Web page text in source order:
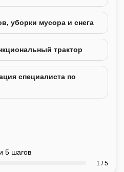
уборки мусора и снега
трактор
специалиста по
5 шагов
1 / 5